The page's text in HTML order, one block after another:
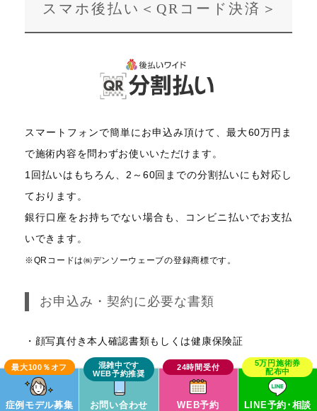
スマホ後払い＜QRコード決済＞
スマートフォンで簡単にお申込み頂けて、最大60万円ま
で施術内容を問わずお使いいただけます。
1回払いはもちろん、2～60回までの分割払いにも対応し
ております。
銀行口座をお持ちでない場合も、コンビニ払いでお支払
いできます。
※QRコードは㈱デンソーウェーブの登録商標です。
お申込み・契約に必要な書類
・顔写真付き本人確認書類もしくは健康保険証
症例モデル募集 お問い合わせ WEB予約 LINE予約･相談